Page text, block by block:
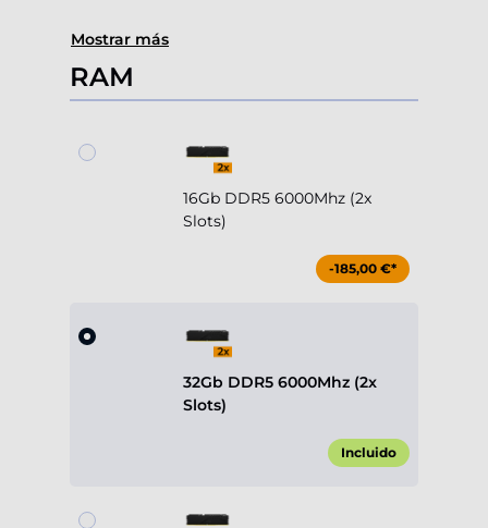
Mostrar más
RAM
16Gb DDR5 6000Mhz (2x
Slots)
-185,00 €*
32Gb DDR5 6000Mhz (2x
Slots)
Incluido